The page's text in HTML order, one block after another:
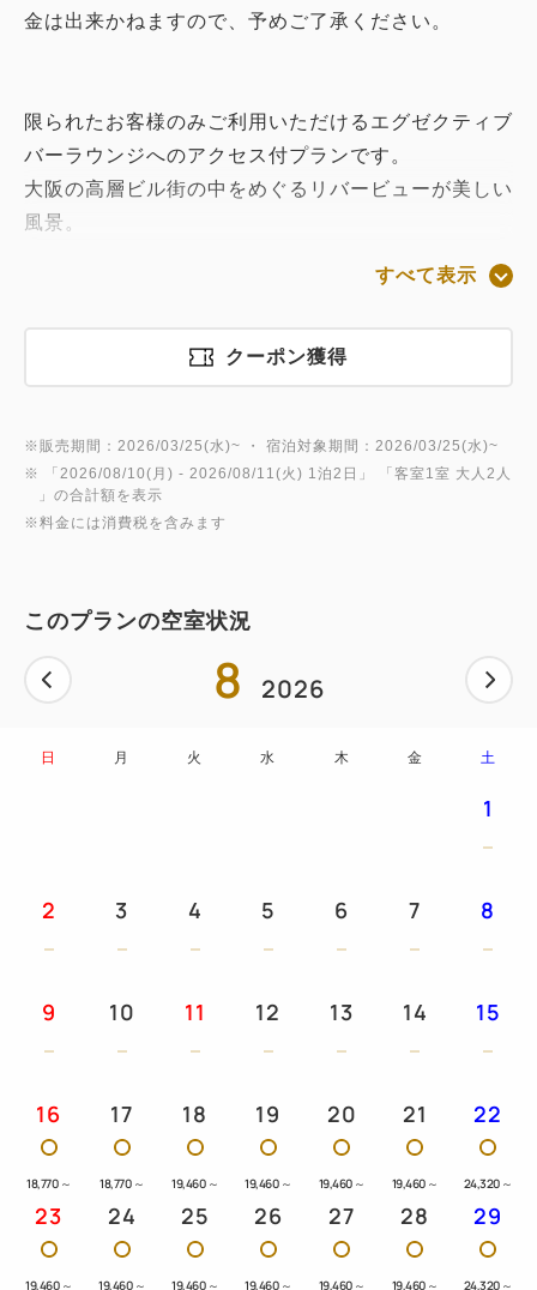
金は出来かねますので、予めご了承ください。
限られたお客様のみご利用いただけるエグゼクティブ
バーラウンジへのアクセス付プランです。
大阪の高層ビル街の中をめぐるリバービューが美しい
風景。
◇エグゼクティブバーラウンジ◇
営業時間：16:00～21:30
等）、ソフトドリンク、コーヒー等は営業時間中いつ
でもお楽しみになれます。
時間に応じてスイーツやアペリティフをご用意いた
8時までとさせていただきます。
◇お子様のご利用について◇
・お子様の添い寝は1部屋につき2名様までとさせて
すべて表示
クーポン獲得
※販売期間：2026/03/25(水)~ ・ 宿泊対象期間：2026/03/25(水)~
※ 「 2026/08/10(月) - 2026/08/11(火) 1泊2日 」 「客室1室 大人2人
」の合計額を表示
※料金には消費税を含みます
このプランの空室状況
8 2026
日 月 火 水 木 金 土
1
2 3 4 5 6 7 8
9 10 11 12 13 14 15
16
18,770 ～
17
18,770 ～
18
19,460 ～
19
19,460 ～
20
19,460 ～
21
19,460 ～
22
24,320 ～
23
19,460 ～
24
19,460 ～
25
19,460 ～
26
19,460 ～
27
19,460 ～
28
19,460 ～
29
24,320 ～